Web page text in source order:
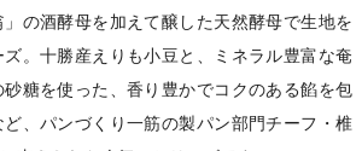
の酒酵母を加えて醸した天然酵母で生地を
。十勝産えりも小豆と、ミネラル豊富な奄
糖を使った、香り豊かでコクのある餡を包
、パンづくり一筋の製パン部門チーフ・椎